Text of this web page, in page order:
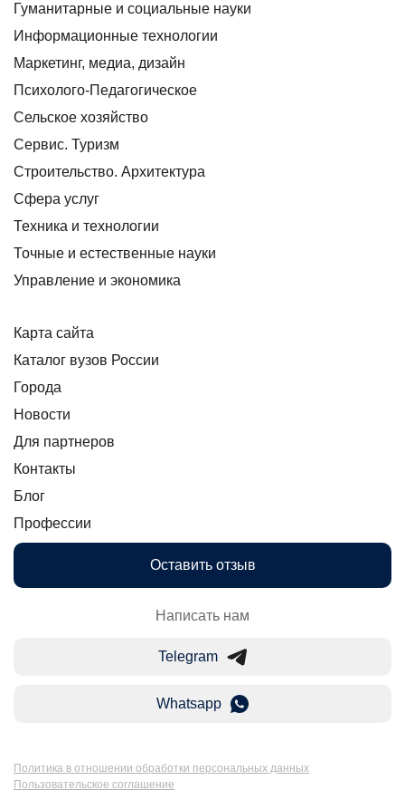
Гуманитарные и социальные науки
Информационные технологии
Маркетинг, медиа, дизайн
Психолого-Педагогическое
Сельское хозяйство
Сервис. Туризм
Строительство. Архитектура
Сфера услуг
Техника и технологии
Точные и естественные науки
Управление и экономика
Карта сайта
Каталог вузов России
Города
Новости
Для партнеров
Контакты
Блог
Профессии
Оставить отзыв
Написать нам
Telegram
Whatsapp
Политика в отношении обработки персональных данных
Пользовательское соглашение